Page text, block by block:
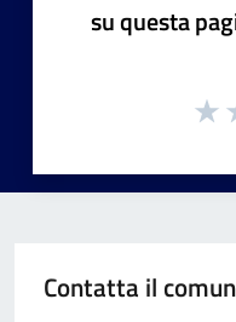
su questa
Contatta il